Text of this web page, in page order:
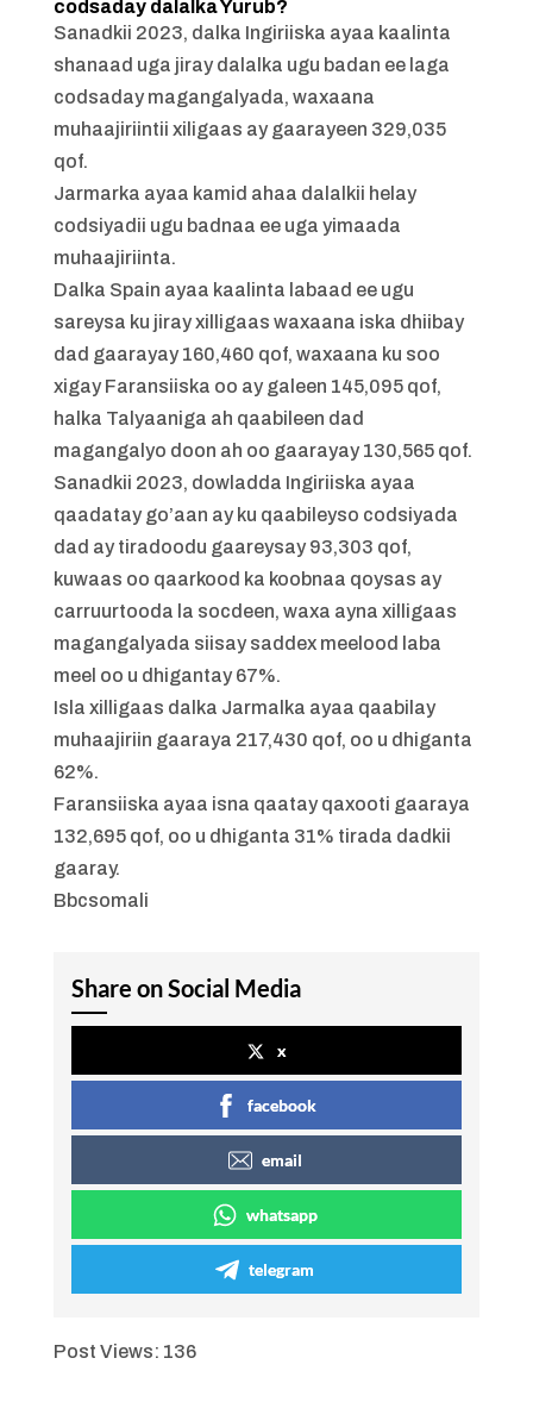
codsaday dalalka Yurub?
Sanadkii 2023, dalka Ingiriiska ayaa kaalinta
shanaad uga jiray dalalka ugu badan ee laga
codsaday magangalyada, waxaana
muhaajiriintii xiligaas ay gaarayeen 329,035
qof.
Jarmarka ayaa kamid ahaa dalalkii helay
codsiyadii ugu badnaa ee uga yimaada
muhaajiriinta.
Dalka Spain ayaa kaalinta labaad ee ugu
sareysa ku jiray xilligaas waxaana iska dhiibay
dad gaarayay 160,460 qof, waxaana ku soo
xigay Faransiiska oo ay galeen 145,095 qof,
halka Talyaaniga ah qaabileen dad
magangalyo doon ah oo gaarayay 130,565 qof.
Sanadkii 2023, dowladda Ingiriiska ayaa
qaadatay go’aan ay ku qaabileyso codsiyada
dad ay tiradoodu gaareysay 93,303 qof,
kuwaas oo qaarkood ka koobnaa qoysas ay
carruurtooda la socdeen, waxa ayna xilligaas
magangalyada siisay saddex meelood laba
meel oo u dhigantay 67%.
Isla xilligaas dalka Jarmalka ayaa qaabilay
muhaajiriin gaaraya 217,430 qof, oo u dhiganta
62%.
Faransiiska ayaa isna qaatay qaxooti gaaraya
132,695 qof, oo u dhiganta 31% tirada dadkii
gaaray.
Bbcsomali
Share on Social Media
x
facebook
email
whatsapp
telegram
Post Views: 136